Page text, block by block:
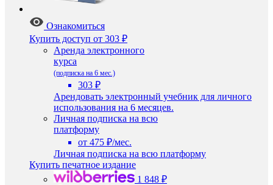
Ознакомиться
Купить доступ от 303 ₽
Аренда электронного
курса
(подписка на 6 мес.)
303 ₽
Арендовать электронный учебник для личного
использования на 6 месяцев.
Личная подписка на всю
платформу
от 475 ₽/мес.
Личная подписка на всю платформу
Купить печатное издание
1 848 ₽